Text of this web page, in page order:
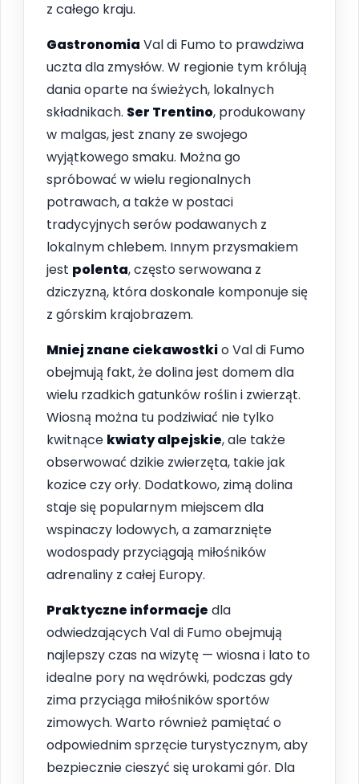
z całego kraju.
Gastronomia Val di Fumo to prawdziwa
uczta dla zmysłów. W regionie tym królują
dania oparte na świeżych, lokalnych
składnikach. Ser Trentino, produkowany
w malgas, jest znany ze swojego
wyjątkowego smaku. Można go
spróbować w wielu regionalnych
potrawach, a także w postaci
tradycyjnych serów podawanych z
lokalnym chlebem. Innym przysmakiem
jest polenta, często serwowana z
dziczyzną, która doskonale komponuje się
z górskim krajobrazem.
Mniej znane ciekawostkio Val di Fumo
obejmują fakt, że dolina jest domem dla
wielu rzadkich gatunków roślin i zwierząt.
Wiosną można tu podziwiać nie tylko
kwitnące kwiaty alpejskie, ale także
obserwować dzikie zwierzęta, takie jak
kozice czy orły. Dodatkowo, zimą dolina
staje się popularnym miejscem dla
wspinaczy lodowych, a zamarznięte
wodospady przyciągają miłośników
adrenaliny z całej Europy.
Praktyczne informacje dla
odwiedzających Val di Fumo obejmują
najlepszy czas na wizytę — wiosna i lato to
idealne pory na wędrówki, podczas gdy
zima przyciąga miłośników sportów
zimowych. Warto również pamiętać o
odpowiednim sprzęcie turystycznym, aby
bezpiecznie cieszyć się urokami gór. Dla